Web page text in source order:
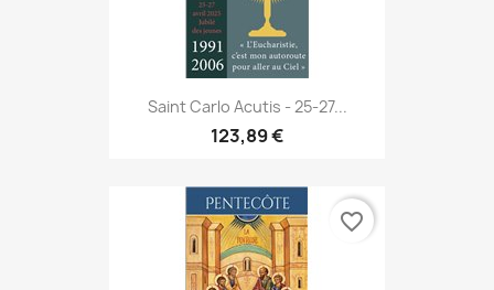
Saint Carlo Acutis - 25-27...
123,89 €
favorite_border